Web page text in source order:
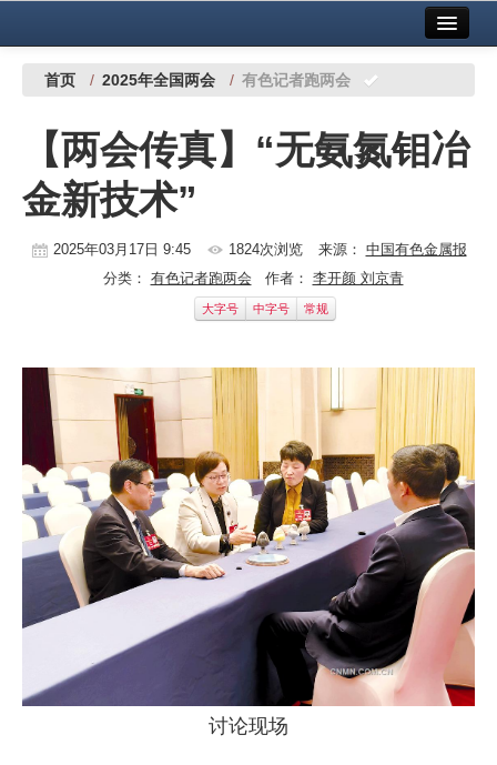
中国有色金属报社主办 广告服务
铜镍铅锌
铝
稀有稀土
镁钛
地矿 建设
党建工作
企业文化
《资源再生》杂志
行情报价
首页 / 2025年全国两会 / 有色记者跑两会
【两会传真】“无氨氮钼冶
金新技术”
2025年03月17日 9:45 1824次浏览 来源： 中国有色金属报
分类： 有色记者跑两会 作者： 李开颜 刘京青
大字号 中字号 常规
讨论现场